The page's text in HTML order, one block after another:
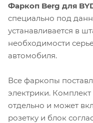
Фаркоп Berg для
специально под
устанавливается в
необходимости
автомобиля.
Все фаркопы
электрики.
отдельно и может
розетку и блок